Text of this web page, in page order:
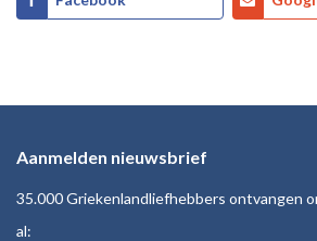
Aanmelden nieuwsbrief
35.000 Griekenlandliefhebbers ontvangen
al: